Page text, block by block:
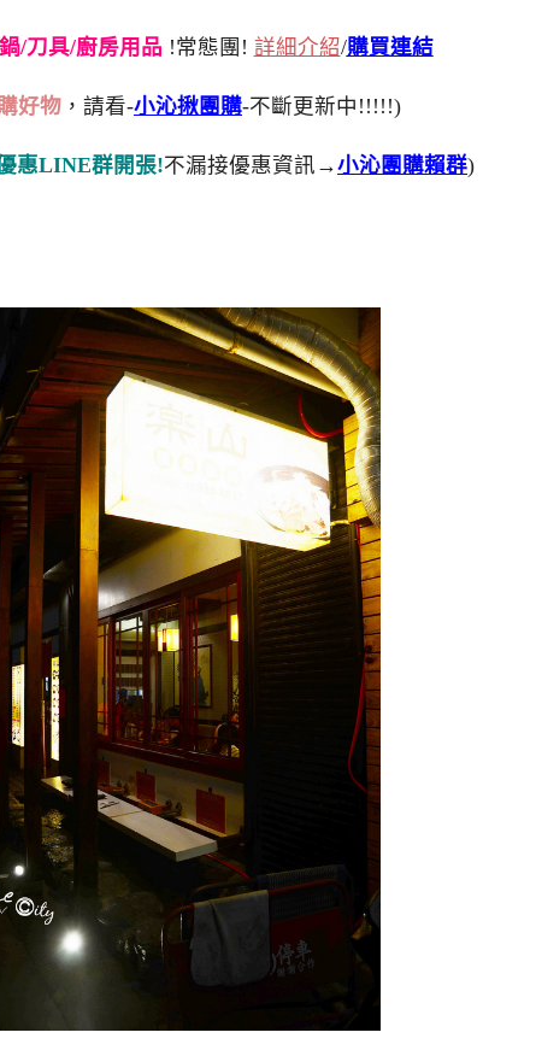
/刀具/廚房用品 !常態團! 詳細介紹/購買連結
好物 ，請看-小沁揪團購-不斷更新中!!!!!)
惠LINE群開張!不漏接優惠資訊→小沁團購賴群)